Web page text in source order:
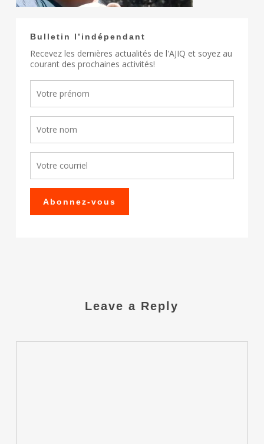
Bulletin l’indépendant
Recevez les dernières actualités de l'AJIQ et soyez au
courant des prochaines activités!
Leave a Reply